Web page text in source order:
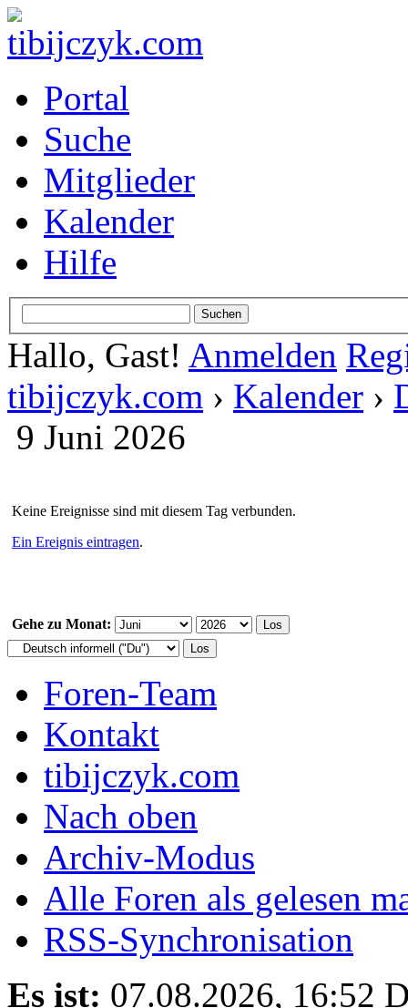
Portal
Suche
Mitglieder
Kalender
Hilfe
Hallo, Gast! Anmelden
tibijczyk.com › Kalender ›
9 Juni 2026
Keine Ereignisse sind mit diesem Tag verbunden.
Ein Ereignis eintragen.
Gehe zu Monat:
Foren-Team
Kontakt
tibijczyk.com
Nach oben
Archiv-Modus
Alle Foren als gelesen
RSS-Synchronisation
Es ist: 07.08.2026, 16:52